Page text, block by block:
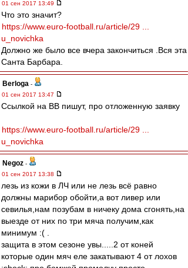
01 сен 2017 13:49
Что это значит?
https://www.euro-football.ru/article/29 ...
u_novichka
Должно же было все вчера закончиться .Вся эта
Санта Барбара.
Berloga -
01 сен 2017 13:47
Ссылкой на ВВ пишут, про отложенную заявку
https://www.euro-football.ru/article/29 ...
u_novichka
Negoz -
01 сен 2017 13:38
лезь из кожи в ЛЧ или не лезь всё равно
должны марибор обойти,а вот ливер или
севилья,нам позубам в ничеку дома сгонять,на
выезде от них по три мяча получим,как
минимум :( .
защита в этом сезоне увы.....2 от коней
которые один мяч еле закатывают 4 от лохов